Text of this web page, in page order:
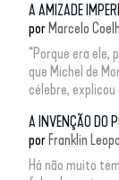
A AMIZADE
por Marcelo
“Porque era ele,
que Michel de
célebre, explicou
A INVENÇÃO DO
por Franklin
Há não muito